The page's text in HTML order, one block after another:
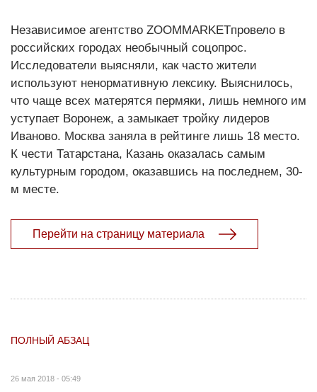
Независимое агентство ZOOMMARKETпровело в
российских городах необычный соцопрос.
Исследователи выясняли, как часто жители
используют ненормативную лексику. Выяснилось,
что чаще всех матерятся пермяки, лишь немного им
уступает Воронеж, а замыкает тройку лидеров
Иваново. Москва заняла в рейтинге лишь 18 место.
К чести Татарстана, Казань оказалась самым
культурным городом, оказавшись на последнем, 30-
м месте.
Перейти на страницу материала
ПОЛНЫЙ АБЗАЦ
26 мая 2018 - 05:49